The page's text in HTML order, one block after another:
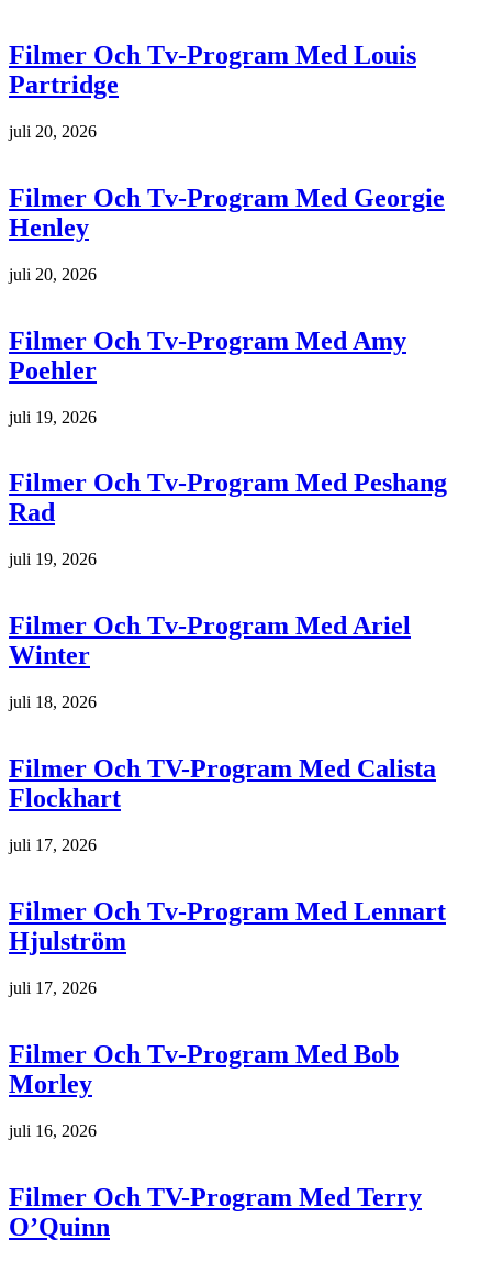
Filmer Och Tv-Program Med Louis
Partridge
juli 20, 2026
Filmer Och Tv-Program Med Georgie
Henley
juli 20, 2026
Filmer Och Tv-Program Med Amy
Poehler
juli 19, 2026
Filmer Och Tv-Program Med Peshang
Rad
juli 19, 2026
Filmer Och Tv-Program Med Ariel
Winter
juli 18, 2026
Filmer Och TV-Program Med Calista
Flockhart
juli 17, 2026
Filmer Och Tv-Program Med Lennart
Hjulström
juli 17, 2026
Filmer Och Tv-Program Med Bob
Morley
juli 16, 2026
Filmer Och TV-Program Med Terry
O’Quinn